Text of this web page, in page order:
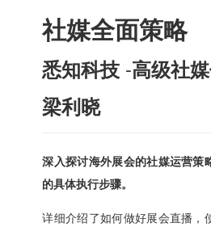
社媒全面策略
悉知科技 -高级社
梁利晓
深入探讨海外展会的社媒运营策
的具体执行步骤。
详细介绍了如何做好展会直播，